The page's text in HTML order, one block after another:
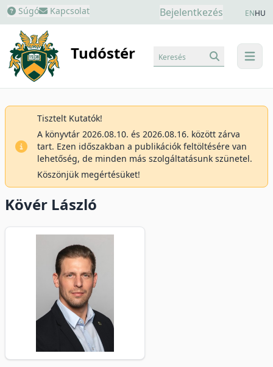
Súgó Kapcsolat Bejelentkezés ENHU
Tudóstér menu
Keresés
Tisztelt Kutatók!
A könyvtár 2026.08.10. és 2026.08.16. között zárva
tart. Ezen időszakban a publikációk feltöltésére van
lehetőség, de minden más szolgáltatásunk szünetel.
Köszönjük megértésüket!
Kövér László